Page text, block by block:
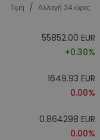
Tιμή / Αλλαγή 24 ώρες
55852.00 EUR
+0.30%
1649.93 EUR
0.00%
0.864298 EUR
0.00%